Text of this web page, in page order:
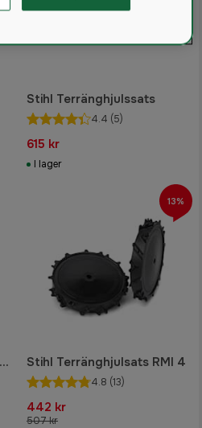
Stihl Terränghjulssats
4.4 (5)
615 kr
I lager
Stihl Terränghjulsats RMI 4
4.8 (13)
442 kr
507 kr
13%